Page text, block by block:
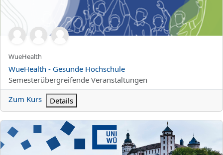
Kurzer Kursname
WueHealth
Kursname
WueHealth - Gesunde Hochschule
Kursbereich
Semesterübergreifende Veranstaltungen
Zum Kurs
Details
EXIST Women Programm 2026 - Qualifizierungsworkshops